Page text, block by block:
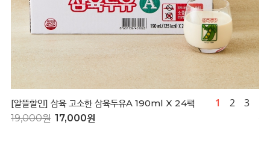
[알뜰할인] 삼육 고소한 삼육두유A 190ml X 24팩
19,000원 17,000원
1 2 3